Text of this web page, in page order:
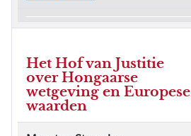
Het Hof van Justitie
over Hongaarse
wetgeving en Europese
waarden